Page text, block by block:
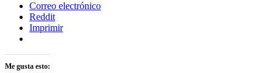
Correo electrónico
Reddit
Imprimir
Me gusta esto: